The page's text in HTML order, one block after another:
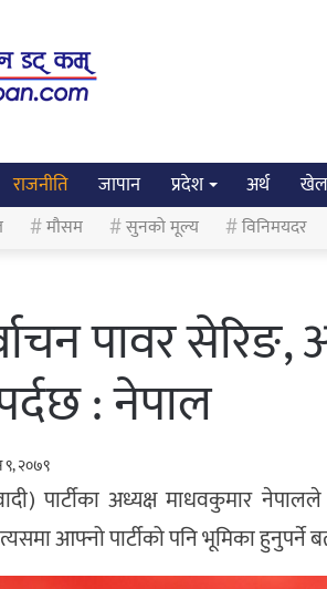
राजनीति जापान प्रदेश अर्थ खेल
मौसम सुनको मूल्य विनिमयदर
पावर
: नेपाल
२०७९
पार्टीका अध्यक्ष माधवकुमार नेपालले
आफ्नो पार्टीको पनि भूमिका हुनुपर्ने